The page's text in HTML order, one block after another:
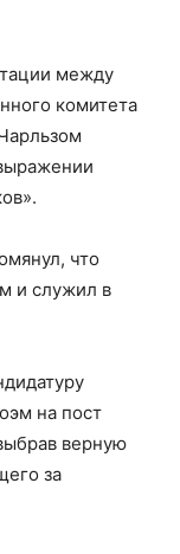
между
комитета
что
и служил в
на пост
верную
за